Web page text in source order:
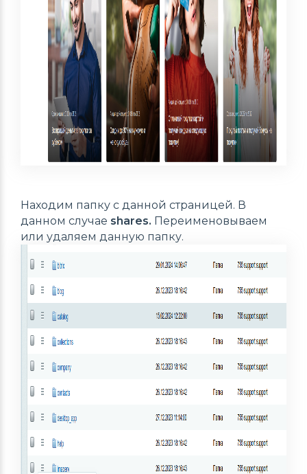
Находим папку с данной страницей. В
данном случае shares. Переименовываем
или удаляем данную папку.